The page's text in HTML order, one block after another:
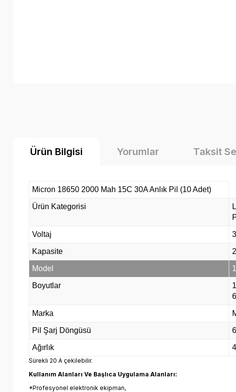
Ürün Bilgisi Yorumlar Taksit
Micron 18650 2000 Mah 15C 30A Anlık Pil (10 Adet)
Ürün Kategorisi
Voltaj
Kapasite
Model
Boyutlar
Marka
Pil Şarj Döngüsü
Ağırlık
Sürekli 20 A çekilebilir.
Kullanım Alanları Ve Başlıca Uygulama Alanları:
*Profesyonel elektronik ekipman,